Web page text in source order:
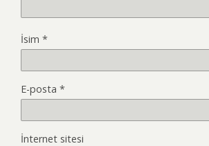
İsim *
E-posta *
İnternet sitesi